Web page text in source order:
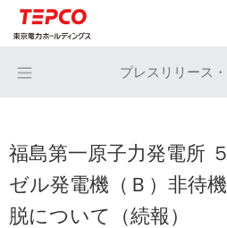
プレスリリース
福島第一原子力発電所
ゼル発電機（Ｂ）非待
脱について（続報）